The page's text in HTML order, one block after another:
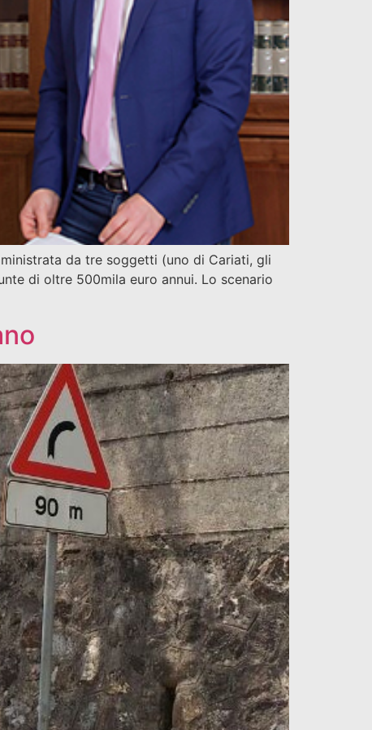
da tre soggetti (uno di Cariati, gli
di oltre 500mila euro annui. Lo scenario